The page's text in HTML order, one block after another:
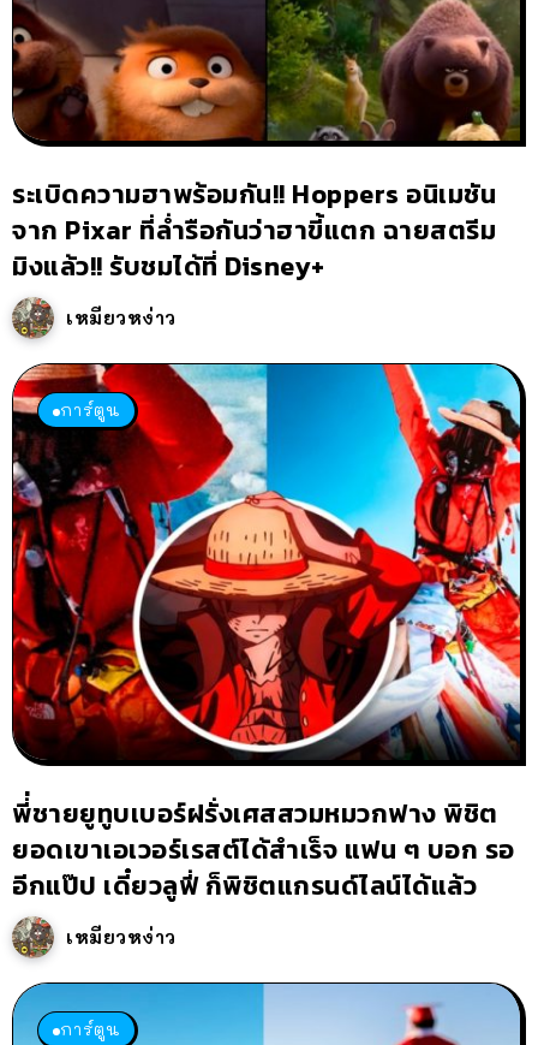
ระเบิดความฮาพร้อมกัน!! Hoppers อนิเมชัน
จาก Pixar ที่ล่ำรือกันว่าฮาขี้แตก ฉายสตรีม
มิงแล้ว!! รับชมได้ที่ Disney+
เหมียวหง่าว
การ์ตูน
พี่่ชายยูทูบเบอร์ฝรั่งเศสสวมหมวกฟาง พิชิต
ยอดเขาเอเวอร์เรสต์ได้สำเร็จ แฟน ๆ บอก รอ
อีกแป๊ป เดี๋ยวลูฟี่ ก็พิชิตแกรนด์ไลน์ได้แล้ว
เหมียวหง่าว
การ์ตูน